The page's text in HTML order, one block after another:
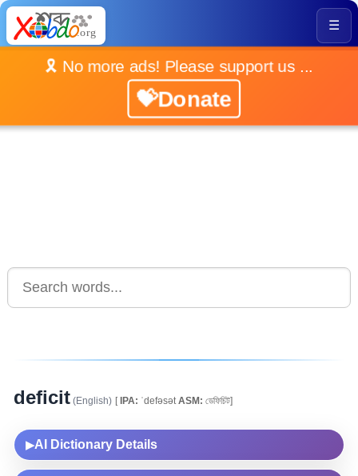
☰
🎗️ No more ads! Please support us ...
💝Donate
deficit (English) [IPA: ˈdefəsət ASM: ডেফিচিট]
▶AI Dictionary Details